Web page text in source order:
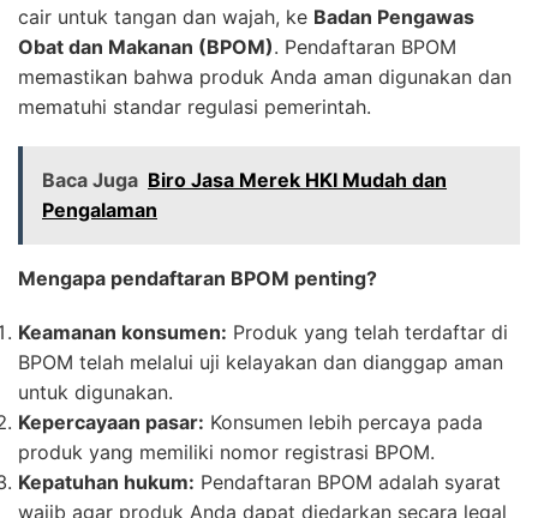
cair untuk tangan dan wajah, ke Badan Pengawas
Obat dan Makanan (BPOM). Pendaftaran BPOM
memastikan bahwa produk Anda aman digunakan dan
mematuhi standar regulasi pemerintah.
Baca Juga Biro Jasa Merek HKI Mudah dan
Pengalaman
Mengapa pendaftaran BPOM penting?
Keamanan konsumen: Produk yang telah terdaftar di
BPOM telah melalui uji kelayakan dan dianggap aman
untuk digunakan.
Kepercayaan pasar: Konsumen lebih percaya pada
produk yang memiliki nomor registrasi BPOM.
Kepatuhan hukum: Pendaftaran BPOM adalah syarat
wajib agar produk Anda dapat diedarkan secara legal